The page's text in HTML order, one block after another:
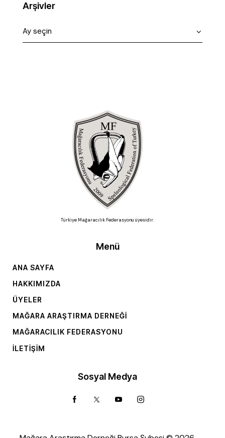
Arşivler
Türkiye Mağaracılık Federasyonu üyesidir.
Menü
ANA SAYFA
HAKKIMIZDA
ÜYELER
MAĞARA ARAŞTIRMA DERNEĞI
MAĞARACILIK FEDERASYONU
İLETIŞIM
Sosyal Medya